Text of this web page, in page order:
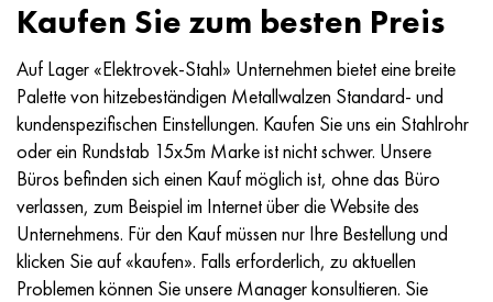
Kaufen Sie zum besten Preis
Auf Lager «Elektrovek-Stahl» Unternehmen bietet eine breite
Palette von hitzebeständigen Metallwalzen Standard- und
kundenspezifischen Einstellungen. Kaufen Sie uns ein Stahlrohr
oder ein Rundstab 15x5m Marke ist nicht schwer. Unsere
Büros befinden sich einen Kauf möglich ist, ohne das Büro
verlassen, zum Beispiel im Internet über die Website des
Unternehmens. Für den Kauf müssen nur Ihre Bestellung und
klicken Sie auf «kaufen». Falls erforderlich, zu aktuellen
Problemen können Sie unsere Manager konsultieren. Sie